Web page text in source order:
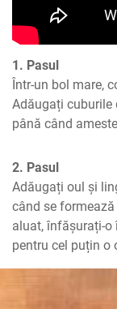
1. Pasul
Într-un bol mare,
Adăugați
până când
2. Pasul
Adăugați oul și
când se
aluat, înfășurați-o
pentru cel puțin o